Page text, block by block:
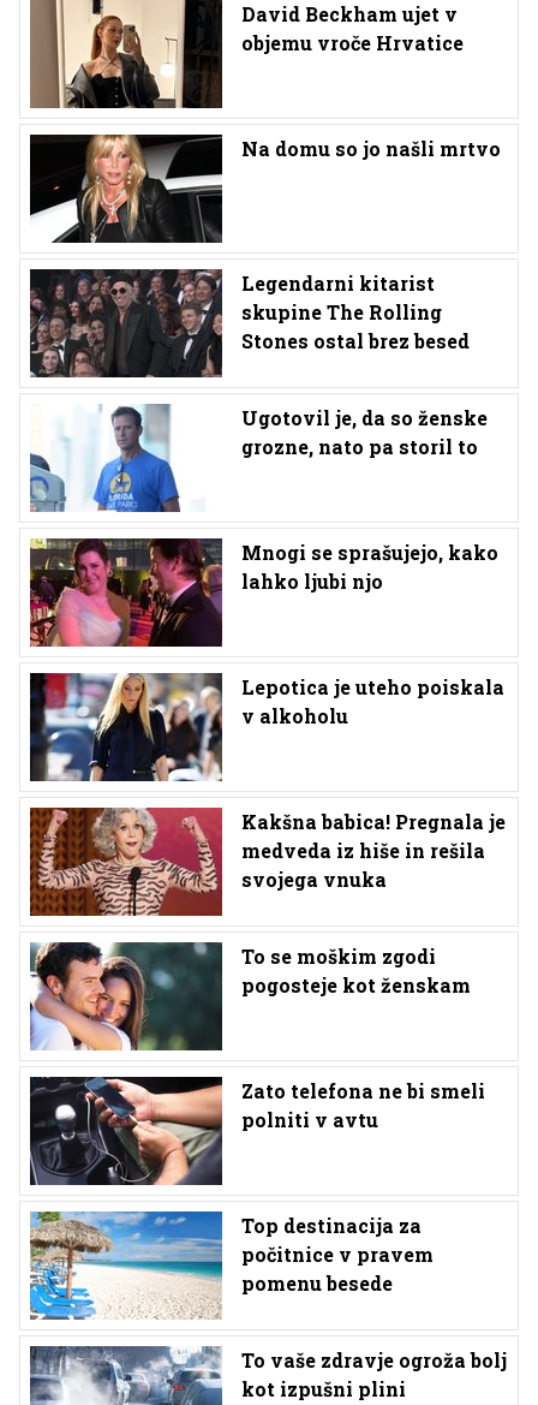
David Beckham ujet v
objemu vroče Hrvatice
Na domu so jo našli mrtvo
Legendarni kitarist
skupine The Rolling
Stones ostal brez besed
Ugotovil je, da so ženske
grozne, nato pa storil to
Mnogi se sprašujejo, kako
lahko ljubi njo
Lepotica je uteho poiskala
v alkoholu
Kakšna babica! Pregnala je
medveda iz hiše in rešila
svojega vnuka
To se moškim zgodi
pogosteje kot ženskam
Zato telefona ne bi smeli
polniti v avtu
Top destinacija za
počitnice v pravem
pomenu besede
To vaše zdravje ogroža bolj
kot izpušni plini